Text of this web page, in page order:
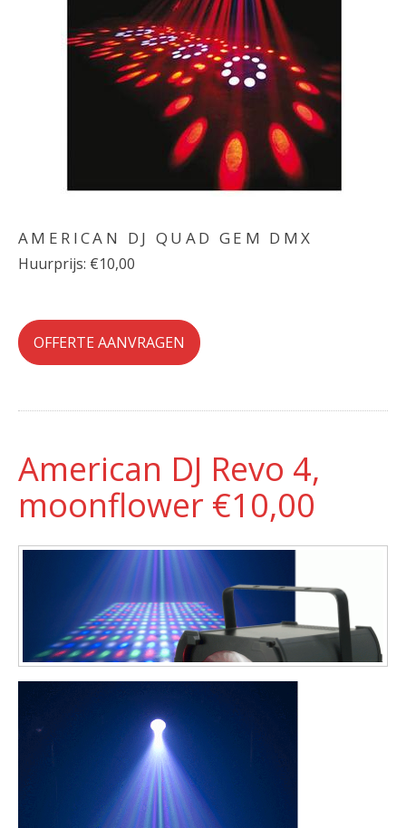
AMERICAN DJ QUAD GEM DMX
Huurprijs: €10,00
OFFERTE AANVRAGEN
American DJ Revo 4,
moonflower €10,00